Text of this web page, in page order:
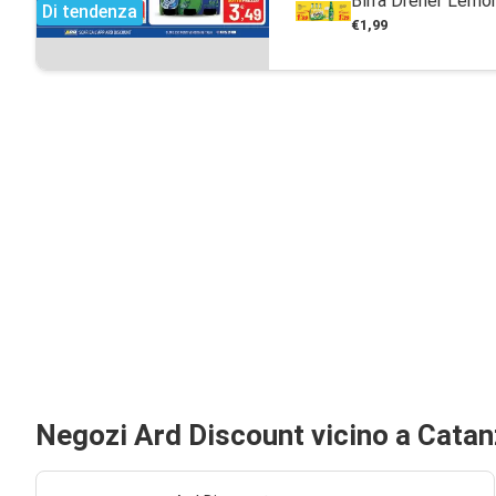
Di tendenza
€1,99
Negozi Ard Discount vicino a